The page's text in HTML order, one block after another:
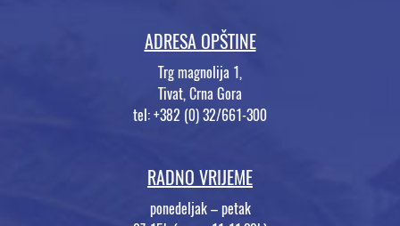
ADRESA OPŠTINE
Trg magnolija 1,
Tivat, Crna Gora
tel: +382 (0) 32/661-300
RADNO VRIJEME
ponedeljak – petak